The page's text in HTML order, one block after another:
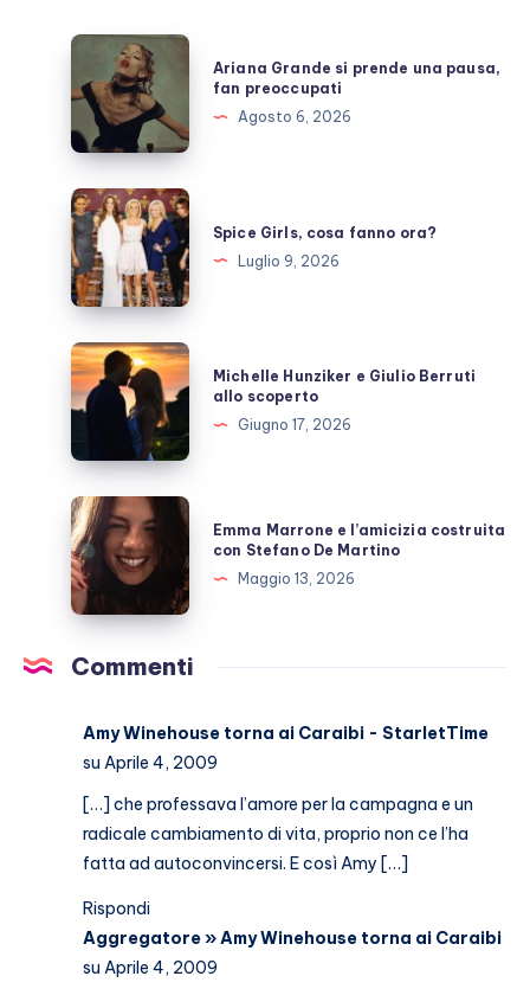
Ariana
Grande
si
prende
una
pausa,
fan
preoccupati
Ariana Grande si prende una pausa,
fan preoccupati
Agosto 6, 2026
Spice
Girls,
cosa
fanno
ora?
Spice Girls, cosa fanno ora?
Luglio 9, 2026
Michelle
Hunziker
e
Berruti
allo
scoperto
Michelle Hunziker e Giulio Berruti
allo scoperto
Giugno 17, 2026
Emma
Marrone
e
l’amicizia
costruita
con
Martino
Emma Marrone e l’amicizia costruita
con Stefano De Martino
Maggio 13, 2026
Commenti
Amy Winehouse torna ai Caraibi - StarletTime
su Aprile 4, 2009
[…] che professava l’amore per la campagna e un
radicale cambiamento di vita, proprio non ce l’ha
fatta ad autoconvincersi. E così Amy […]
Rispondi
Aggregatore » Amy Winehouse torna ai Caraibi
su Aprile 4, 2009